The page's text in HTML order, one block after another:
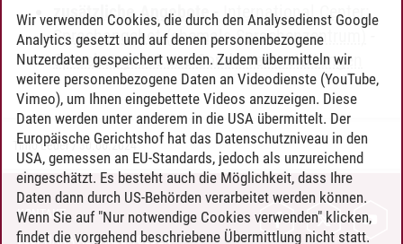
zusätzliche Angebote- International Center:
Sprachangebot (ehemals Sprachenzentrum)
Sprachangebot und Sonderveranstaltungen
Timo Leder/30.06.2024
KONTAKT
LEUPHANA ALS ARBEITGEBER
Wir verwenden Cookies, die durch den Analysedienst Google
Analytics gesetzt und auf denen personenbezogene
Nutzerdaten gespeichert werden. Zudem übermitteln wir
weitere personenbezogene Daten an Videodienste (YouTube,
Vimeo), um Ihnen eingebettete Videos anzuzeigen. Diese
Daten werden unter anderem in die USA übermittelt. Der
Europäische Gerichtshof hat das Datenschutzniveau in den
USA, gemessen an EU-Standards, jedoch als unzureichend
eingeschätzt. Es besteht auch die Möglichkeit, dass Ihre
Daten dann durch US-Behörden verarbeitet werden können.
Wenn Sie auf "Nur notwendige Cookies verwenden" klicken,
findet die vorgehend beschriebene Übermittlung nicht statt.